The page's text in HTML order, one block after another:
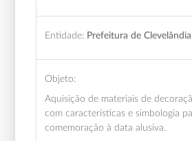
Entidade: Prefeitura de Clevelândia
Objeto:
Aquisição de materiais de
com características e simbologia
comemoração à data alusiva.